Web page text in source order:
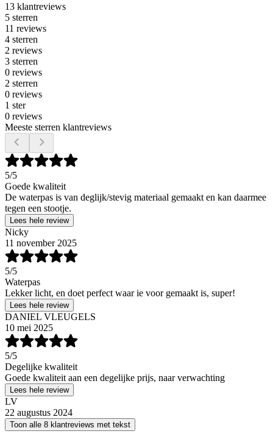
13 klantreviews
5 sterren
11 reviews
4 sterren
2 reviews
3 sterren
0 reviews
2 sterren
0 reviews
1 ster
0 reviews
Meeste sterren klantreviews
5/5
Goede kwaliteit
De waterpas is van deglijk/stevig materiaal gemaakt en kan daarmee
tegen een stootje.
Lees hele review
Nicky
11 november 2025
5/5
Waterpas
Lekker licht, en doet perfect waar ie voor gemaakt is, super!
Lees hele review
DANIEL VLEUGELS
10 mei 2025
5/5
Degelijke kwaliteit
Goede kwaliteit aan een degelijke prijs, naar verwachting
Lees hele review
LV
22 augustus 2024
Toon alle 8 klantreviews met tekst